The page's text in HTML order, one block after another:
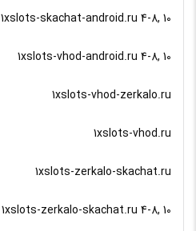
1xslots-skachat-android.ru 4-8, 10
1xslots-vhod-android.ru 4-8, 10
1xslots-vhod-zerkalo.ru
1xslots-vhod.ru
1xslots-zerkalo-skachat.ru
1xslots-zerkalo-skachat.ru 4-8, 10